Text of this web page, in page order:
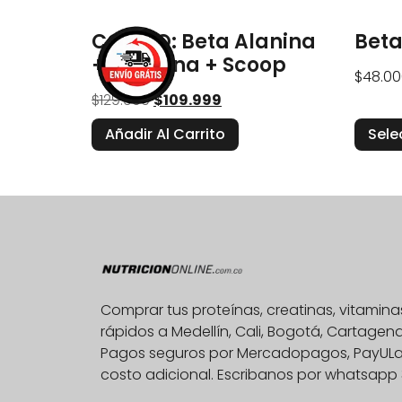
COMBO: Beta Alanina
+ Citrulina + Scoop
$129.999$109.999
Añadir Al Carrito
$
Comprar tus proteínas, creatinas,
rápidos a Medellín, Cali, Bogotá,
Pagos seguros por Mercadopagos,
costo adicional. Escribanos por whatsapp